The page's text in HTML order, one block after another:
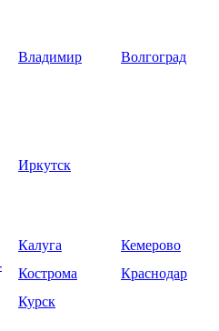
Владимир
Волгоград
Иркутск
Калуга
Кемерово
Кострома
Краснодар
Курск